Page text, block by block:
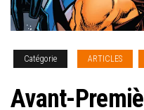
Catégorie ARTICLES
Avant-